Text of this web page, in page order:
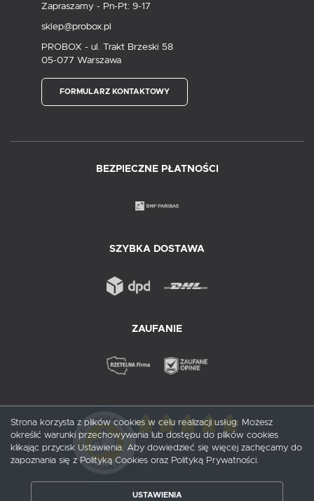
Zapraszamy - Pn-Pt: 9-17
sklep@probox.pl
PROBOX - ul. Trakt Brzeski 58
05-077 Warszawa
FORMULARZ KONTAKTOWY
BEZPIECZNE PŁATNOŚCI
SZYBKA DOSTAWA
ZAUFANIE
5/ 5
Strona korzysta z plików cookies w celu realizacji usług. Możesz
określić warunki przechowywania lub dostępu do plików cookies
klikając przycisk Ustawienia. Aby dowiedzieć się więcej zachęcamy do
zapoznania się z Polityką Cookies oraz Polityką Prywatności.
USTAWIENIA